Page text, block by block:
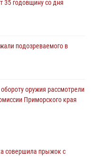
35 годовщину со дня
подозреваемого в
оружия рассмотрели
Приморского края
совершила прыжок с